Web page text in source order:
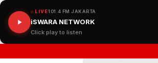
LIVE101.4 FM JAKARTA
iSWARA NETWORK
Click play to listen